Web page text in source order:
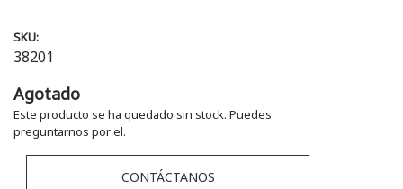
SKU:
38201
Agotado
Este producto se ha quedado sin stock. Puedes
preguntarnos por el.
CONTÁCTANOS